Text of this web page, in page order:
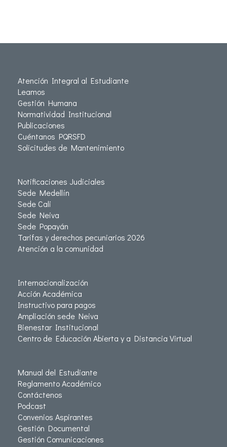
Atención Integral al Estudiante
Leamos
Gestión Humana
Normatividad Institucional
Publicaciones
Cuéntanos PQRSFD
Solicitudes de Mantenimiento
Notificaciones Judiciales
Sede Medellín
Sede Cali
Sede Neiva
Sede Popayán
Tarifas y derechos pecuniarios 2026
Atención a la comunidad
Internacionalización
Acción Académica
Instructivo para pagos
Ampliación sede Neiva
Bienestar Institucional
Centro de Educación Abierta y a Distancia Virtual
Manual del Estudiante
Reglamento Académico
Contáctenos
Podcast
Convenios Aspirantes
Gestión Documental
Gestión Comunicaciones